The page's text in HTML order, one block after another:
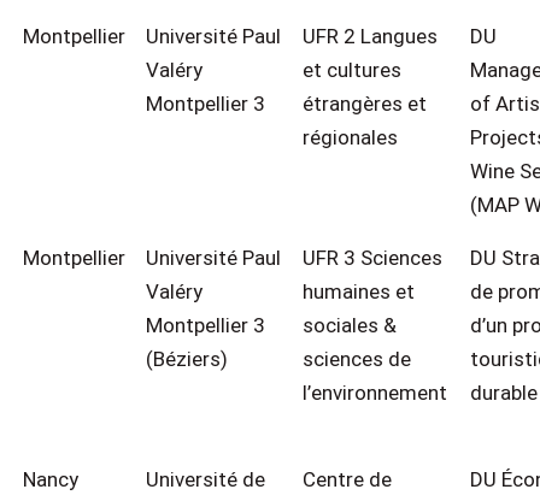
Montpellier
Université Paul
Valéry
Montpellier 3
UFR 2 Langues
et cultures
étrangères et
régionales
DU
of
Wine
(MAP
Montpellier
Université Paul
Valéry
Montpellier 3
(Béziers)
UFR 3 Sciences
humaines et
sociales &
sciences de
l’environnement
DU
de
d’un
durable
Nancy
Université de
Centre de
DU